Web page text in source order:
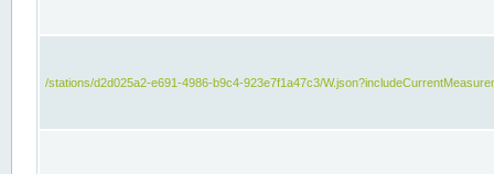
/stations/d2d025a2-e691-4986-b9c4-923e7f1a47c3/